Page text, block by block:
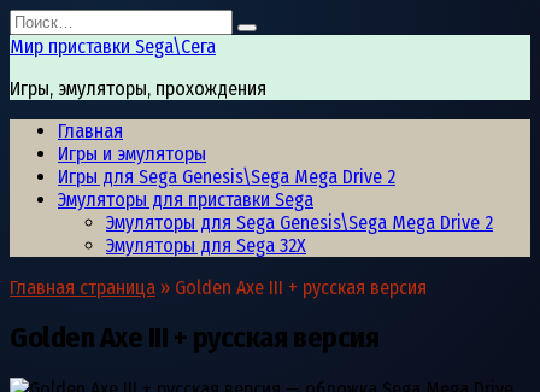
Перейти
к
содержанию
Search
for:
Мир приставки Sega\Сега
Игры, эмуляторы, прохождения
Главная
Игры и эмуляторы
Игры для Sega Genesis\Sega Mega Drive 2
Эмуляторы для приставки Sega
Эмуляторы для Sega Genesis\Sega Mega Drive 2
Эмуляторы для Sega 32X
Главная страница » Golden Axe III + русская версия
Golden Axe III + русская версия